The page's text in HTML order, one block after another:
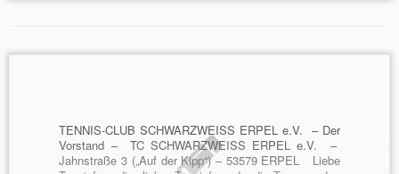
TENNIS-CLUB SCHWARZWEISS ERPEL e.V. – Der
Vorstand – TC SCHWARZWEISS ERPEL e.V. –
Jahnstraße 3 („Auf der Kipp“) – 53579 ERPEL Liebe